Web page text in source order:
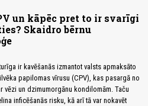
un kāpēc pret to ir svarīgi
Skaidro bērnu
ir kavēšanās izmantot valsts apmaksāto
papilomas vīrusu (CPV), kas pasargā no
vēzi un dzimumorgānu kondilomām. Taču
inficēšanās risku, kā arī tā var nokavēt